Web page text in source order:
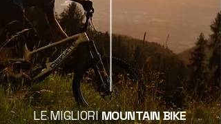
LE MIGLIORIMOUNTAIN BIKE